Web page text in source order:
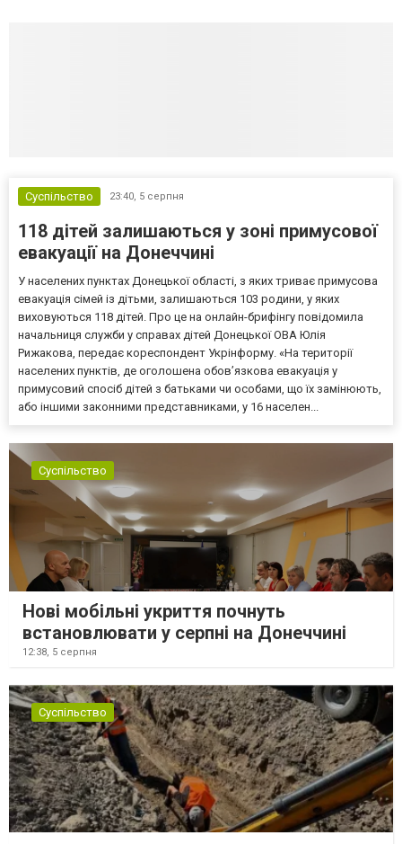
Суспільство 23:40, 5 серпня
118 дітей залишаються у зоні примусової
евакуації на Донеччині
У населених пунктах Донецької області, з яких триває примусова
евакуація сімей із дітьми, залишаються 103 родини, у яких
виховуються 118 дітей. Про це на онлайн-брифінгу повідомила
начальниця служби у справах дітей Донецької ОВА Юлія
Рижакова, передає кореспондент Укрінформу. «На території
населених пунктів, де оголошена обов’язкова евакуація у
примусовий спосіб дітей з батьками чи особами, що їх замінюють,
або іншими законними представниками, у 16 населен...
Суспільство
Нові мобільні укриття почнуть
встановлювати у серпні на Донеччині
12:38, 5 серпня
Суспільство